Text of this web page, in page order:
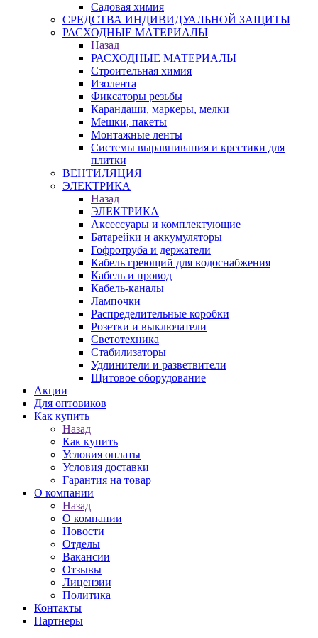
Садовая химия
СРЕДСТВА ИНДИВИДУАЛЬНОЙ ЗАЩИТЫ
РАСХОДНЫЕ МАТЕРИАЛЫ
Назад
РАСХОДНЫЕ МАТЕРИАЛЫ
Строительная химия
Изолента
Фиксаторы резьбы
Карандаши, маркеры, мелки
Мешки, пакеты
Монтажные ленты
Системы выравнивания и крестики для
плитки
ВЕНТИЛЯЦИЯ
ЭЛЕКТРИКА
Назад
ЭЛЕКТРИКА
Аксессуары и комплектующие
Батарейки и аккумуляторы
Гофротруба и держатели
Кабель греющий для водоснабжения
Кабель и провод
Кабель-каналы
Лампочки
Распределительные коробки
Розетки и выключатели
Светотехника
Стабилизаторы
Удлинители и разветвители
Щитовое оборудование
Акции
Для оптовиков
Как купить
Назад
Как купить
Условия оплаты
Условия доставки
Гарантия на товар
О компании
Назад
О компании
Новости
Отделы
Вакансии
Отзывы
Лицензии
Политика
Контакты
Партнеры